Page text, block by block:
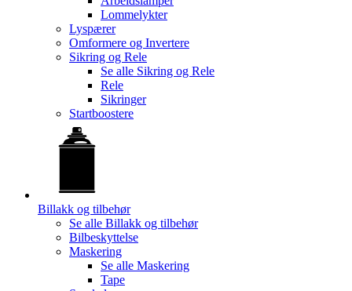
Lommelykter
Lyspærer
Omformere og Invertere
Sikring og Rele
Se alle Sikring og Rele
Rele
Sikringer
Startboostere
Billakk og tilbehør
Se alle Billakk og tilbehør
Bilbeskyttelse
Maskering
Se alle Maskering
Tape